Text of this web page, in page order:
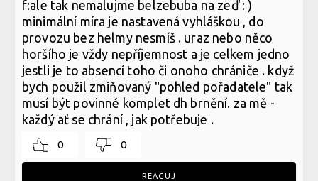
f:ale tak nemalujme belzebuba na zeď : )
minimální míra je nastavená vyhláškou , do
provozu bez helmy nesmíš . uraz nebo něco
horšího je vždy nepříjemnost a je celkem jedno
jestli je to absencí toho či onoho chrániče . když
bych použil zmiňovaný "pohled pořadatele" tak
musí být povinné komplet dh brnění. za mě -
každý ať se chrání , jak potřebuje .
0 0
REAGUJ